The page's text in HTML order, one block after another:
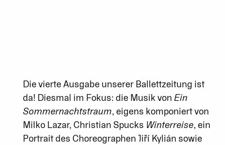
Die vierte Ausgabe unserer Ballettzeitung ist
da! Diesmal im Fokus: die Musik von Ein
Sommernachtstraum, eigens komponiert von
Milko Lazar, Christian Spucks Winterreise, ein
Portrait des Choreographen Jiří Kylián sowie